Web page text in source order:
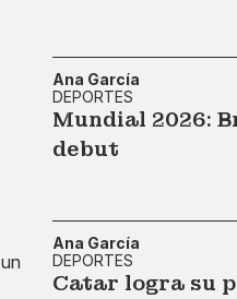
Ana García
DEPORTES
Mundial 2026:
debut
Ana García
DEPORTES
Catar logra su